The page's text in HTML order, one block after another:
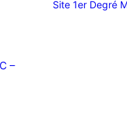
–
Site 1er Degré